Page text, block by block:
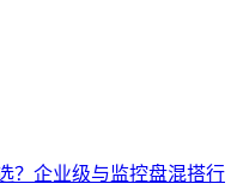
？企业级与监控盘混搭行